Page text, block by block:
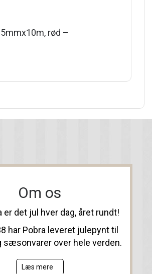
rød –
Om os
er det jul hver dag, året rundt!
har Pobra leveret julepynt til
sæsonvarer over hele verden.
Læs mere